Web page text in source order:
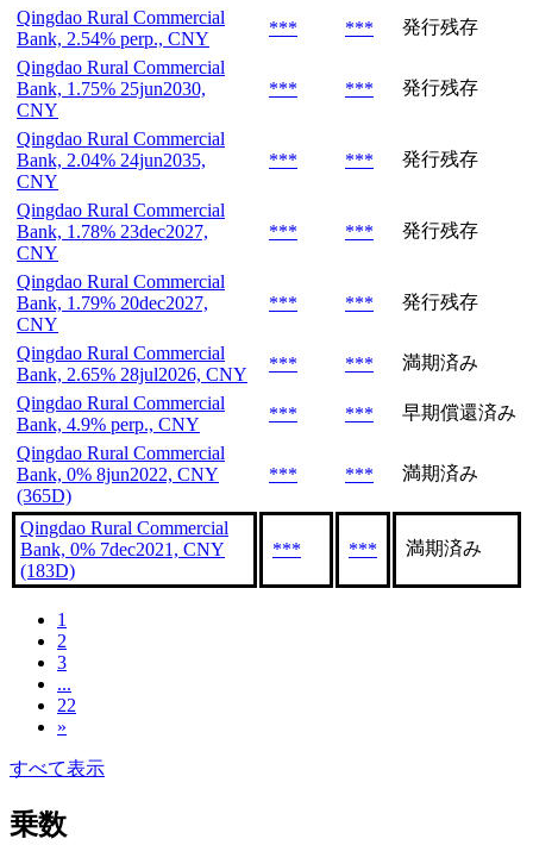
Qingdao Rural Commercial
Bank, 2.54% perp., CNY
*** ***
発行残存
Qingdao Rural Commercial
Bank, 1.75% 25jun2030,
CNY
*** *** 発行残存
Qingdao Rural Commercial
Bank, 2.04% 24jun2035,
CNY
*** *** 発行残存
Qingdao Rural Commercial
Bank, 1.78% 23dec2027,
CNY
*** *** 発行残存
Qingdao Rural Commercial
Bank, 1.79% 20dec2027,
CNY
*** *** 発行残存
Qingdao Rural Commercial
Bank, 2.65% 28jul2026, CNY
*** ***
満期済み
Qingdao Rural Commercial
Bank, 4.9% perp., CNY
*** ***
早期償還済み
Qingdao Rural Commercial
Bank, 0% 8jun2022, CNY
(365D)
*** *** 満期済み
Qingdao Rural Commercial
Bank, 0% 7dec2021, CNY
(183D)
*** *** 満期済み
1
2
3
...
22
»
すべて表示
乗数